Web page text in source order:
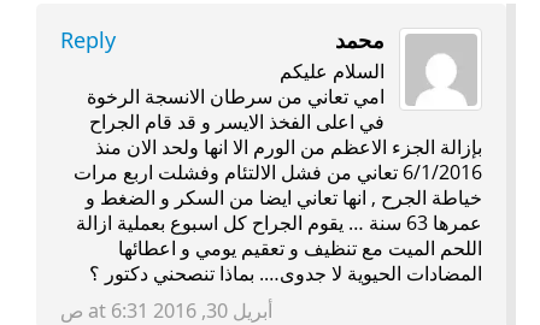
محمد Reply
السلام عليكم
امي تعاني من سرطان الانسجة الرخوة
في اعلى الفخذ الايسر و قد قام الجراح
بإزالة الجزء الاعظم من الورم الا انها ولحد الان منذ
6/1/2016 تعاني من فشل الالتئام وفشلت اربع مرات
خياطة الجرح , انها تعاني ايضا من السكر و الضغط و
عمرها 63 سنة … يقوم الجراح كل اسبوع بعملية ازالة
اللحم الميت مع تنظيف و تعقيم يومي و اعطائها
المضادات الحيوية لا جدوى…. بماذا تنصحني دكتور ؟
أبريل 30, 2016 at 6:31 ص